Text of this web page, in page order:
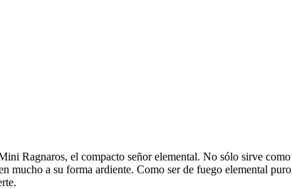
Ragnaros, el compacto señor elemental. No sólo sirve
mucho a su forma ardiente. Como ser de fuego elemental